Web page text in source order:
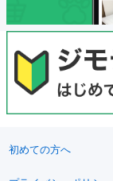
初めての方へ